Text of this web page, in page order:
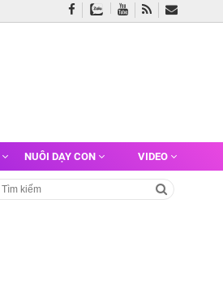
NUÔI DẠY CON VIDEO